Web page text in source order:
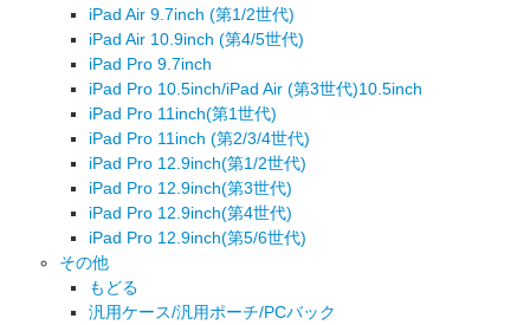
iPad Air 9.7inch (第1/2世代)
iPad Air 10.9inch (第4/5世代)
iPad Pro 9.7inch
iPad Pro 10.5inch/iPad Air (第3世代)10.5inch
iPad Pro 11inch(第1世代)
iPad Pro 11inch (第2/3/4世代)
iPad Pro 12.9inch(第1/2世代)
iPad Pro 12.9inch(第3世代)
iPad Pro 12.9inch(第4世代)
iPad Pro 12.9inch(第5/6世代)
その他
もどる
汎用ケース/汎用ポーチ/PCバック